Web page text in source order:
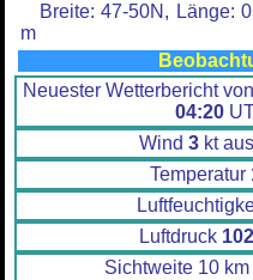
Breite: 47-50N, Länge:
m
Neuester Wetterbericht
04:20
Wind 3 kt aus
Temperatur
Luftdruck
Sichtweite 10